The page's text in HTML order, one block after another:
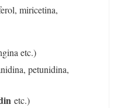
miricetina,
etc.)
petunidina,
etc.)